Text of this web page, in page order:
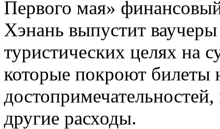
Первого мая»
Хэнань выпустит
туристических целях на
которые покроют билеты
другие расходы.